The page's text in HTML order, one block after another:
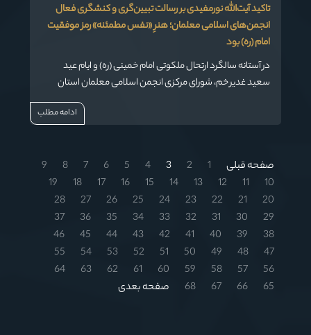
تاکید آیت‌الله نورمفیدی بر رسالت تبیین‌گری و کنشگری فعال
انجمن‌های اسلامی معلمان؛ هنرِ «نفس مطمئنه» رمز موفقیت
امام (ره) بود
در آستانه سالگرد ارتحال ملکوتی امام خمینی (ره) و ایام عید
سعید غدیر خم، شورای مرکزی انجمن اسلامی معلمان استان
گلستان با حضرت آیت‌الله سیدکاظم نورمفیدی، نماینده
ادامه مطلب
صفحه قبلی 1
2
3
4
5
6
7
8
9
10
11
12
13
14
15
16
17
18
19
20
21
22
23
24
25
26
27
28
29
30
31
32
33
34
35
36
37
38
39
40
41
42
43
44
45
46
47
48
49
50
51
52
53
54
55
56
57
58
59
60
61
62
63
64
65
66
67
68 صفحه بعدی